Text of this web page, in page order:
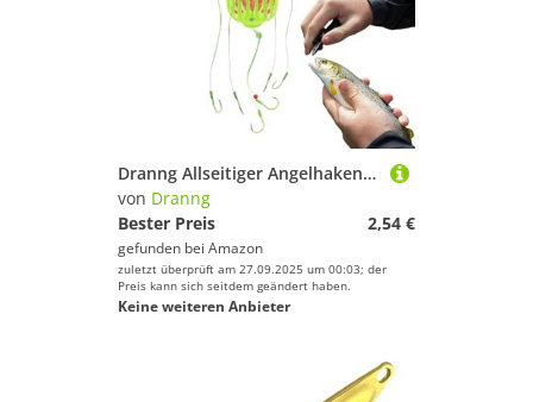
Dranng Allseitiger Angelhaken - Leuchtender Allseitiger Köderkäfig Haken | Effizientes Köderhalterset Für Erwachsene Anfänger Fortgeschrittene
von Dranng
Bester Preis
2,54 €
gefunden bei Amazon
zuletzt überprüft am 27.09.2025 um 00:03; der
Preis kann sich seitdem geändert haben.
Keine weiteren Anbieter